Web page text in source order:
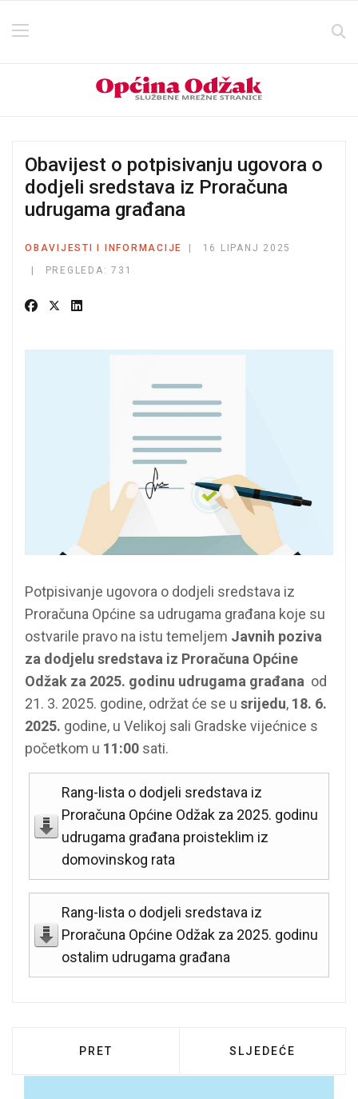
Obavijest o potpisivanju ugovora o
dodjeli sredstava iz Proračuna
udrugama građana
OBAVIJESTI I INFORMACIJE
16 LIPANJ 2025
PREGLEDA: 731
Potpisivanje ugovora o dodjeli sredstava iz
Proračuna Općine sa udrugama građana koje su
ostvarile pravo na istu temeljem Javnih poziva
za dodjelu sredstava iz Proračuna Općine
Odžak za 2025. godinu udrugama građana od
21. 3. 2025. godine, održat će se u srijedu, 18. 6.
2025. godine, u Velikoj sali Gradske vijećnice s
početkom u 11:00 sati.
Rang-lista o dodjeli sredstava iz
Proračuna Općine Odžak za 2025. godinu
udrugama građana proisteklim iz
domovinskog rata
Rang-lista o dodjeli sredstava iz
Proračuna Općine Odžak za 2025. godinu
ostalim udrugama građana
PRETHODNI ČLANAK: OBAVIJEST O
PRET SLJEDEĆI ČLANAK:
SLJEDEĆE